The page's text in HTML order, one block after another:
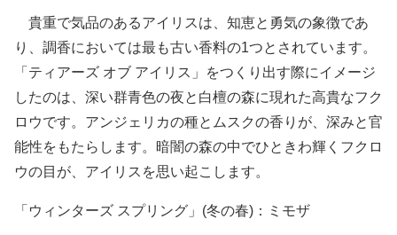
貴重で気品のあるアイリスは、知恵と勇気の象徴であ
り、調香においては最も古い香料の1つとされています。
「ティアーズ オブ アイリス」をつくり出す際にイメージ
したのは、深い群青色の夜と白檀の森に現れた高貴なフク
ロウです。アンジェリカの種とムスクの香りが、深みと官
能性をもたらします。暗闇の森の中でひときわ輝くフクロ
ウの目が、アイリスを思い起こします。
「ウィンターズ スプリング」(冬の春)：ミモザ